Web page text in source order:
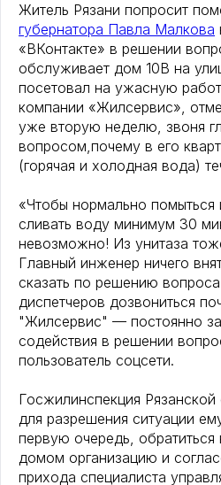
Житель Рязани попросит
губернатора Павла Малкова
«ВКонтакте» в решении
обслуживает дом 10В на
посетовал на ужасную
компании «Жилсервис»,
уже вторую неделю, звоня
вопросом,почему в его
(горячая и холодная вода)
«Чтобы нормально
сливать воду минимум 30
невозможно! Из унитаза
Главный инженер ничего
сказать по решению
диспетчеров дозвониться
"Жилсервис" — постоянно
содействия в решении
пользователь соцсети.
Госжилинспекция Рязанской
для разрешения ситуации
первую очередь,
домом организацию и
прихода специалиста